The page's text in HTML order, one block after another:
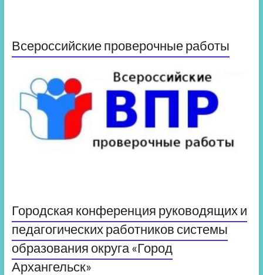
Всероссийские проверочные работы
Городская конференция руководящих и
педагогических работников системы
образования округа «Город
Архангельск»